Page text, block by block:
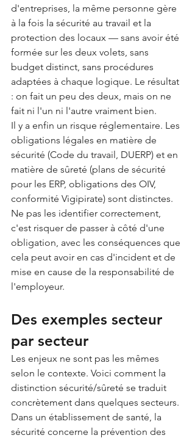
d'entreprises, la même personne gère
à la fois la sécurité au travail et la
protection des locaux — sans avoir été
formée sur les deux volets, sans
budget distinct, sans procédures
adaptées à chaque logique. Le résultat
: on fait un peu des deux, mais on ne
fait ni l'un ni l'autre vraiment bien.
Il y a enfin un risque réglementaire. Les
obligations légales en matière de
sécurité (Code du travail, DUERP) et en
matière de sûreté (plans de sécurité
pour les ERP, obligations des OIV,
conformité Vigipirate) sont distinctes.
Ne pas les identifier correctement,
c'est risquer de passer à côté d'une
obligation, avec les conséquences que
cela peut avoir en cas d'incident et de
mise en cause de la responsabilité de
l'employeur.
Des exemples secteur
par secteur
Les enjeux ne sont pas les mêmes
selon le contexte. Voici comment la
distinction sécurité/sûreté se traduit
concrètement dans quelques secteurs.
Dans un établissement de santé, la
sécurité concerne la prévention des